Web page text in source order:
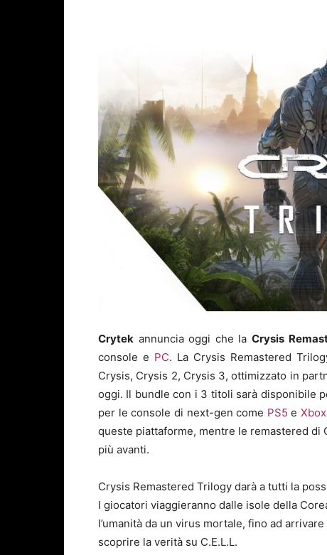
Crytek annuncia oggi che la Crysis
console e PC. La Crysis Remastered
Crysis, Crysis 2, Crysis 3, ottimizzato in
oggi. Il bundle con i 3 titoli sarà disponibile
per le console di next-gen come PS5 e
queste piattaforme, mentre le remastered
più avanti.
Crysis Remastered Trilogy darà a tutti la
I giocatori viaggieranno dalle isole della
l’umanità da un virus mortale, fino ad
scoprire la verità su C.E.L.L.